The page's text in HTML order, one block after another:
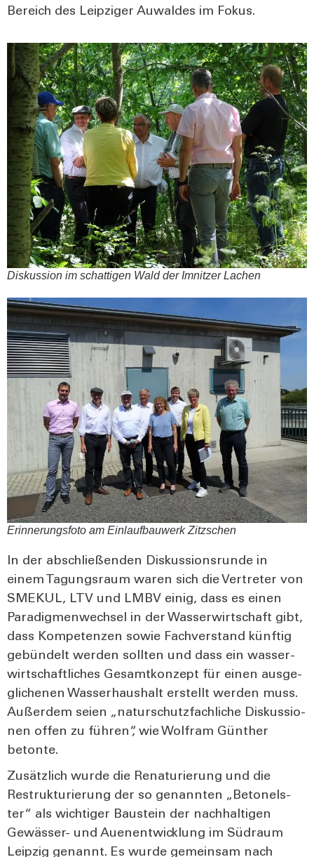
Bereich des Leip­zi­ger Auwal­des im Fokus.
Dis­kus­si­on im schat­ti­gen Wald der Imnit­zer Lachen
Erin­ne­rungs­fo­to am Ein­lauf­bau­werk Zitz­schen
In der abschlie­ßen­den Dis­kus­si­ons­run­de in
einem Tagungs­raum waren sich die Ver­tre­ter von
SMEKUL, LTV und LMBV einig, dass es einen
Para­dig­men­wech­sel in der Was­ser­wirt­schaft gibt,
dass Kom­pe­ten­zen sowie Fach­ver­stand künf­tig
gebün­delt wer­den soll­ten und dass ein was­ser­
wirt­schaft­li­ches Gesamt­kon­zept für einen aus­ge­
gli­che­nen Was­ser­haus­halt erstellt wer­den muss.
Außer­dem sei­en „natur­schutz­fach­li­che Dis­kus­sio­
nen offen zu füh­ren“, wie Wolf­ram Gün­ther
beton­te.
Zusätz­lich wur­de die Rena­tu­rie­rung und die
Restruk­tu­rie­rung der so genann­ten „Beto­nels­
ter“ als wich­ti­ger Bau­stein der nach­hal­ti­gen
Gewäs­ser- und Auen­ent­wick­lung im Süd­raum
Leip­zig genannt. Es wur­de gemein­sam nach